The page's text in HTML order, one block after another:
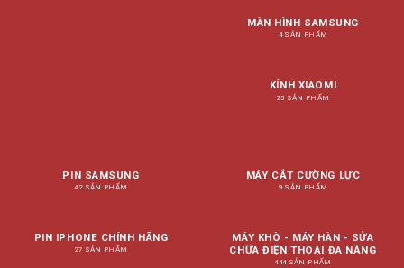
MÀN HÌNH SAMSUNG
4 SẢN PHẨM
KÍNH XIAOMI
25 SẢN PHẨM
PIN SAMSUNG
42 SẢN PHẨM
PIN IPHONE CHÍNH HÃNG
27 SẢN PHẨM
MÁY CẮT CƯỜNG LỰC
9 SẢN PHẨM
MÁY KHÒ - MÁY HÀN - SỬA
CHỮA ĐIỆN THOẠI ĐA NĂNG
444 SẢN PHẨM